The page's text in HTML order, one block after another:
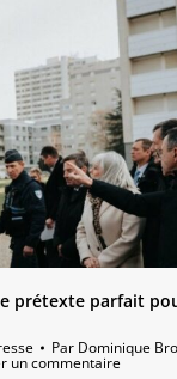
prétexte parfait
Par Dominique
un commentaire